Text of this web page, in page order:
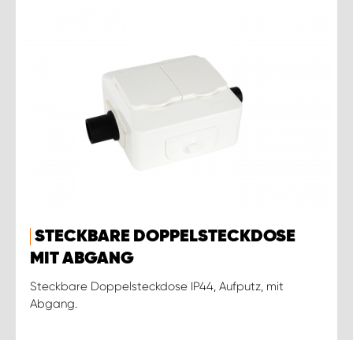
STECKBARE DOPPELSTECKDOSE
MIT ABGANG
Steckbare Doppelsteckdose IP44, Aufputz, mit
Abgang.